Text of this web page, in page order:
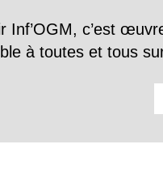
Inf’OGM, c’est
à toutes et tous